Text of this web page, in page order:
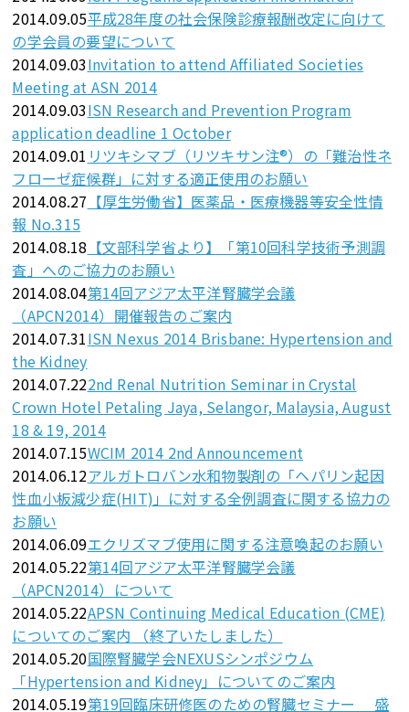
2014.09.05平成28年度の社会保険診療報酬改定に向けて
の学会員の要望について
2014.09.03Invitation to attend Affiliated Societies
Meeting at ASN 2014
2014.09.03ISN Research and Prevention Program
application deadline 1 October
2014.09.01 リツキシマブ（リツキサン注®）の「難治性ネ
フローゼ症候群」に対する適正使用のお願い
2014.08.27 【厚生労働省】医薬品・医療機器等安全性情
報 No.315
2014.08.18 【文部科学省より】「第10回科学技術予測調
査」へのご協力のお願い
2014.08.04第14回アジア太平洋腎臓学会議
（APCN2014）開催報告のご案内
2014.07.31ISN Nexus 2014 Brisbane: Hypertension and
the Kidney
2014.07.222nd Renal Nutrition Seminar in Crystal
Crown Hotel Petaling Jaya, Selangor, Malaysia, August
18 & 19, 2014
2014.07.15WCIM 2014 2nd Announcement
2014.06.12アルガトロバン水和物製剤の「ヘパリン起因
性血小板減少症(HIT)」に対する全例調査に関する協力の
お願い
2014.06.09エクリズマブ使用に関する注意喚起のお願い
2014.05.22第14回アジア太平洋腎臓学会議
（APCN2014）について
2014.05.22APSN Continuing Medical Education (CME)
についてのご案内 （終了いたしました）
2014.05.20国際腎臓学会NEXUSシンポジウム
「Hypertension and Kidney」についてのご案内
2014.05.19第19回臨床研修医のための腎臓セミナー 盛